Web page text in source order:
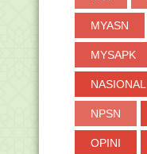
MYASN
MYSAPK
NASIONAL
NPSN
OPINI